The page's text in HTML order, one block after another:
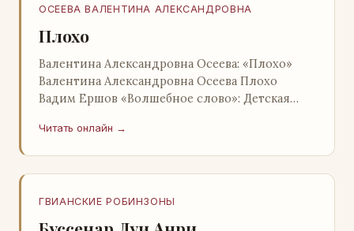
ОСЕЕВА ВАЛЕНТИНА АЛЕКСАНДРОВНА
Плохо
Валентина Александровна Осеева: «Плохо»
Валентина Александровна Осеева Плохо
Вадим Ершов «Волшебное слово»: Детская
Александровна ОСЕЕВ…
Читать онлайн →
ГВИАНСКИЕ РОБИНЗОНЫ